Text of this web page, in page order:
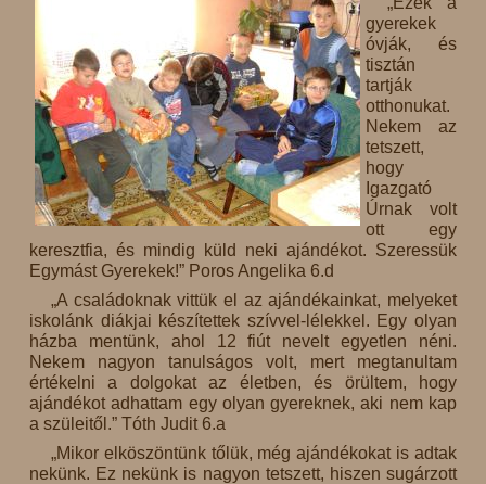
gyerekek
óvják, és
tisztán
tartják
otthonukat.
Nekem az
tetszett,
hogy
Igazgató
Úrnak volt
ott egy
keresztfia, és mindig küld neki ajándékot. Szeressük
Egymást Gyerekek!” Poros Angelika 6.d
„A családoknak vittük el az ajándékainkat, melyeket
iskolánk diákjai készítettek szívvel-lélekkel. Egy olyan
házba mentünk, ahol 12 fiút nevelt egyetlen néni.
Nekem nagyon tanulságos volt, mert megtanultam
értékelni a dolgokat az életben, és örültem, hogy
ajándékot adhattam egy olyan gyereknek, aki nem kap
a szüleitől.” Tóth Judit 6.a
„Mikor elköszöntünk tőlük, még ajándékokat is adtak
nekünk. Ez nekünk is nagyon tetszett, hiszen sugárzott